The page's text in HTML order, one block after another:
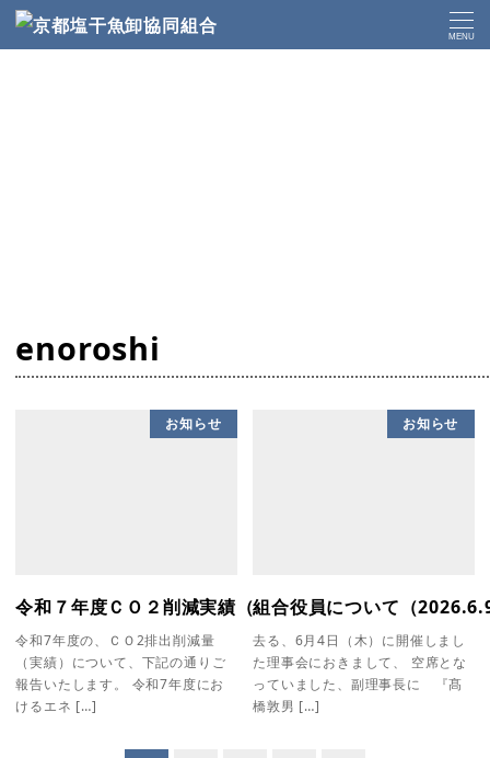
MENU
トップページ enoroshi
enoroshi
お知らせ
令和７年度ＣＯ２削減実績（新塩干冷蔵庫）（2026.6.9
令和7年度の、ＣＯ2排出削減量
（実績）について、下記の通りご
報告いたします。 令和7年度にお
けるエネ […]
お知らせ
組合役員について（
去る、6月4日（木）に開催しまし
た理事会におきまして、 空席とな
っていました、副理事長に 『髙
橋敦男 […]